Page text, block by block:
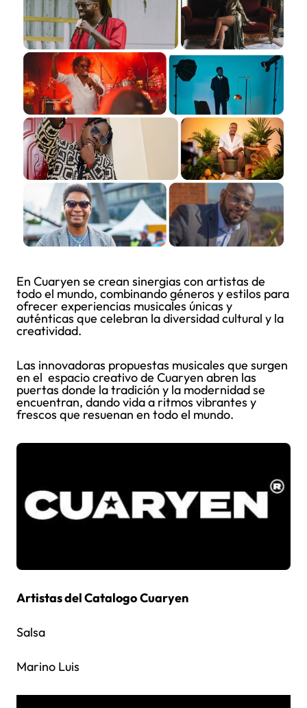
En Cuaryen se crean sinergias con artistas de
todo el mundo, combinando géneros y estilos para
ofrecer experiencias musicales únicas y
auténticas que celebran la diversidad cultural y la
creatividad.
Las innovadoras propuestas musicales que surgen
en el espacio creativo de Cuaryen abren las
puertas donde la tradición y la modernidad se
encuentran, dando vida a ritmos vibrantes y
frescos que resuenan en todo el mundo.
Artistas del CatalogoCuaryen
Salsa
Marino Luis